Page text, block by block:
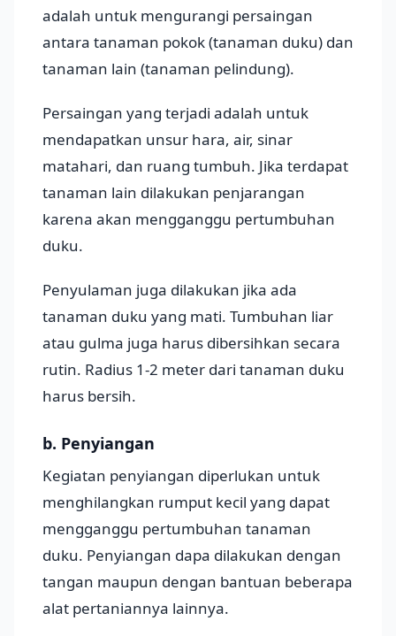
adalah untuk mengurangi persaingan
antara tanaman pokok (tanaman duku) dan
tanaman lain (tanaman pelindung).
Persaingan yang terjadi adalah untuk
mendapatkan unsur hara, air, sinar
matahari, dan ruang tumbuh. Jika terdapat
tanaman lain dilakukan penjarangan
karena akan mengganggu pertumbuhan
duku.
Penyulaman juga dilakukan jika ada
tanaman duku yang mati. Tumbuhan liar
atau gulma juga harus dibersihkan secara
rutin. Radius 1-2 meter dari tanaman duku
harus bersih.
b. Penyiangan
Kegiatan penyiangan diperlukan untuk
menghilangkan rumput kecil yang dapat
mengganggu pertumbuhan tanaman
duku. Penyiangan dapa dilakukan dengan
tangan maupun dengan bantuan beberapa
alat pertaniannya lainnya.